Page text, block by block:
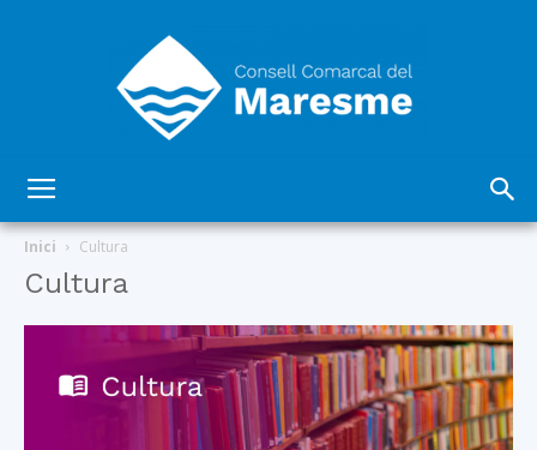
del
Inici Cultura
Cultura